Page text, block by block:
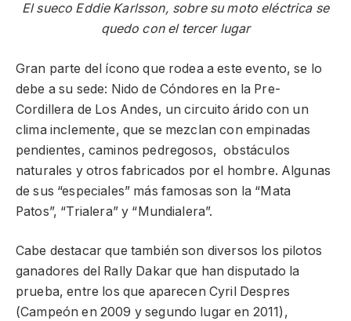
El sueco Eddie Karlsson, sobre su moto eléctrica se
quedo con el tercer lugar
Gran parte del ícono que rodea a este evento, se lo
debe a su sede: Nido de Cóndores en la Pre-
Cordillera de Los Andes, un circuito árido con un
clima inclemente, que se mezclan con empinadas
pendientes, caminos pedregosos, obstáculos
naturales y otros fabricados por el hombre. Algunas
de sus “especiales” más famosas son la “Mata
Patos”, “Trialera” y “Mundialera”.
Cabe destacar que también son diversos los pilotos
ganadores del Rally Dakar que han disputado la
prueba, entre los que aparecen Cyril Despres
(Campeón en 2009 y segundo lugar en 2011),